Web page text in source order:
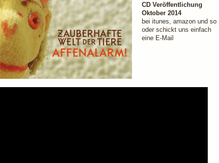
CD Veröffentlichung
Oktober 2014
bei itunes, amazon und so
oder schickt uns einfach
eine E-Mail